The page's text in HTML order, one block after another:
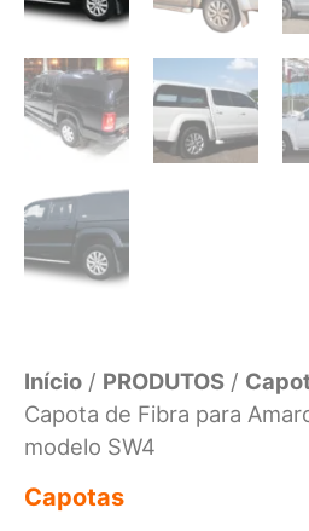
Início / PRODUTOS /
Capota de Fibra para
modelo SW4
Capotas